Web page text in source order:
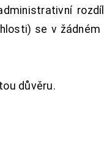
se v
důvěru.